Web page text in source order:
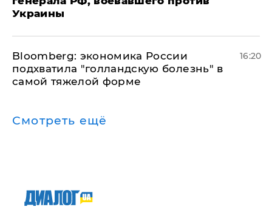
Украины
Bloomberg: экономика России
подхватила "голландскую болезнь" в
самой тяжелой форме
16:20
Смотреть ещё